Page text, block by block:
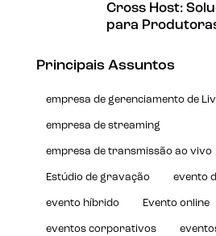
Cross Host:
para
Principais Assuntos
empresa de gerenciamento de
empresa de streaming
empresa de transmissão ao vivo
Estúdio de gravação evento
evento híbrido Evento online
eventos corporativos